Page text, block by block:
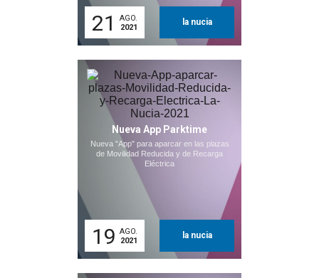
21
AGO.
2021
la nucia
Nueva App Parktime
Nueva "App" para aparcar en las plazas
de Movilidad Reducida y de Recarga
Eléctrica
19 AGO.
2021
la nucia